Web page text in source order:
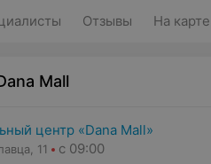
Отзывы На карте
Mall
центр «Dana Mall»
11 с 09:00